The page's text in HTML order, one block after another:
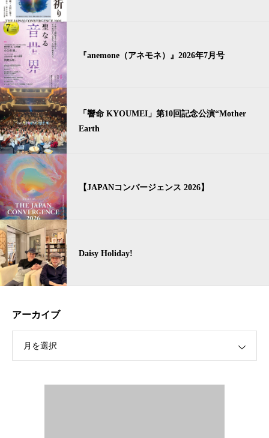
『anemone（アネモネ）』2026年7月号
「響命 KYOUMEI」第10回記念公演“Mother
Earth
【JAPANコンバージェンス 2026】
Daisy Holiday!
アーカイブ
月を選択